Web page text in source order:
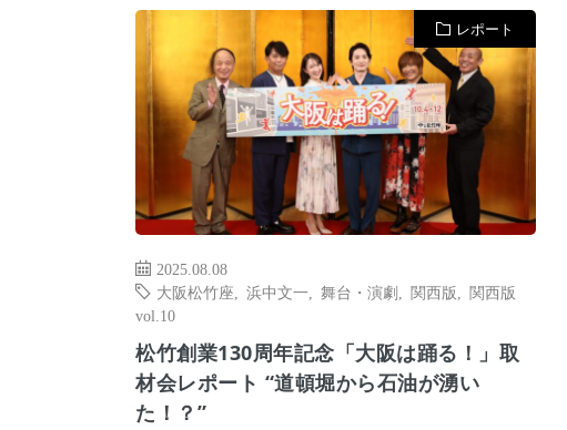
レポート
2025.08.08
大阪松竹座
浜中文一 舞台・演劇 関西版
関西版
vol.10
松竹創業130周年記念「大阪は踊る！」取
材会レポート “道頓堀から石油が湧い
た！？”